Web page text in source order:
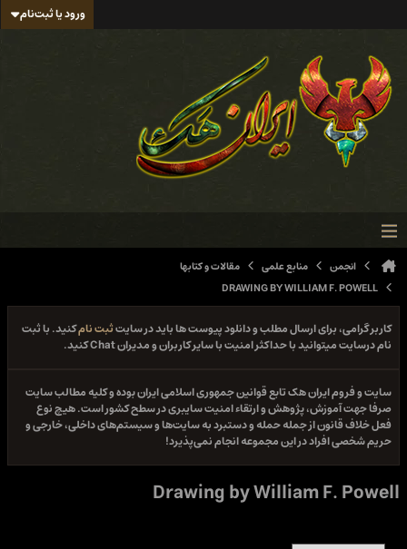
ورود یا ثبت‌نام
انجمن منابع علمی
مقالات و کتابها
DRAWING BY WILLIAM F. POWELL
کاربر گرامی، برای ارسال مطلب و دانلود پیوست ها باید در سایتثبت نامکنید. با ثبت
نام درسایت میتوانید با حداکثر امنیت با سایر کاربران و مدیران Chat کنید.
سایت و فروم ایران هک تابع قوانین جمهوری اسلامی ایران بوده و کلیه مطالب سایت
صرفا جهت آموزش، پژوهش و ارتقاء امنیت سایبری در سطح کشور است. هیچ نوع
فعل خلاف قانون از جمله حمله و دستبرد به سایت‌ها و سیستم‌های داخلی، خارجی و
حریم شخصی افراد در این مجموعه انجام نمی‌پذیرد!
Drawing by William F. Powell